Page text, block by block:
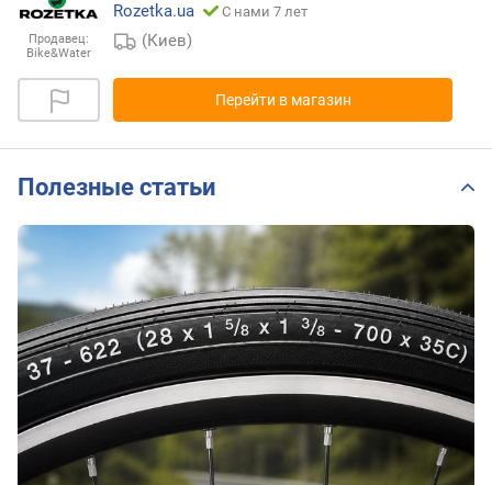
Продавец:
Bike&Water
Rozetka.ua С нами 7 лет
(Киев)
Перейти в магазин
Полезные статьи